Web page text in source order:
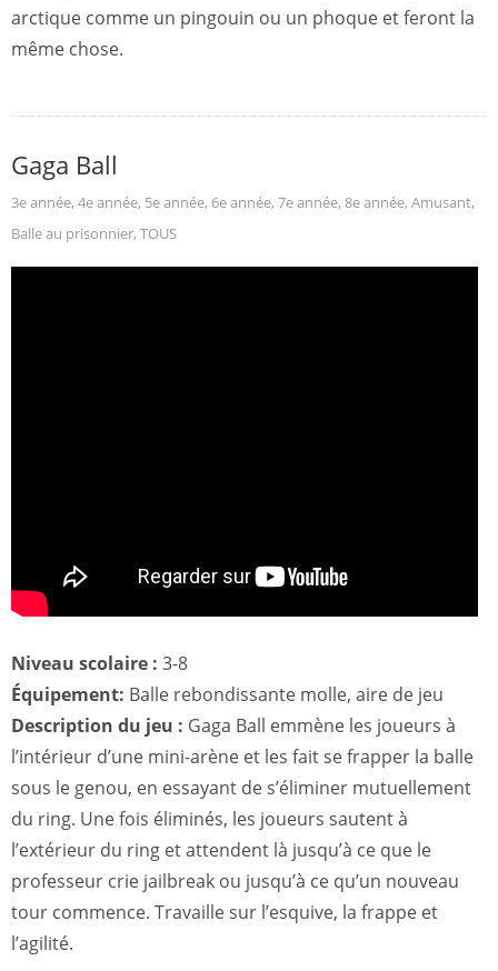
arctique comme un pingouin ou un phoque et feront la
même chose.
Gaga Ball
3e année, 4e année, 5e année, 6e année, 7e année, 8e année, Amusant,
Balle au prisonnier, TOUS
Niveau scolaire : 3-8
Équipement: Balle rebondissante molle, aire de jeu
Description du jeu : Gaga Ball emmène les joueurs à
l’intérieur d’une mini-arène et les fait se frapper la balle
sous le genou, en essayant de s’éliminer mutuellement
du ring. Une fois éliminés, les joueurs sautent à
l’extérieur du ring et attendent là jusqu’à ce que le
professeur crie jailbreak ou jusqu’à ce qu’un nouveau
tour commence. Travaille sur l’esquive, la frappe et
l’agilité.